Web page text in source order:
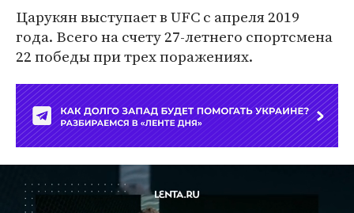
Царукян выступает в UFC с апреля 2019
года. Всего на счету 27-летнего спортсмена
22 победы при трех поражениях.